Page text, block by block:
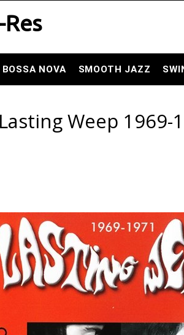
BOSSA NOVA SMOOTH JAZZ
Weep 1969-